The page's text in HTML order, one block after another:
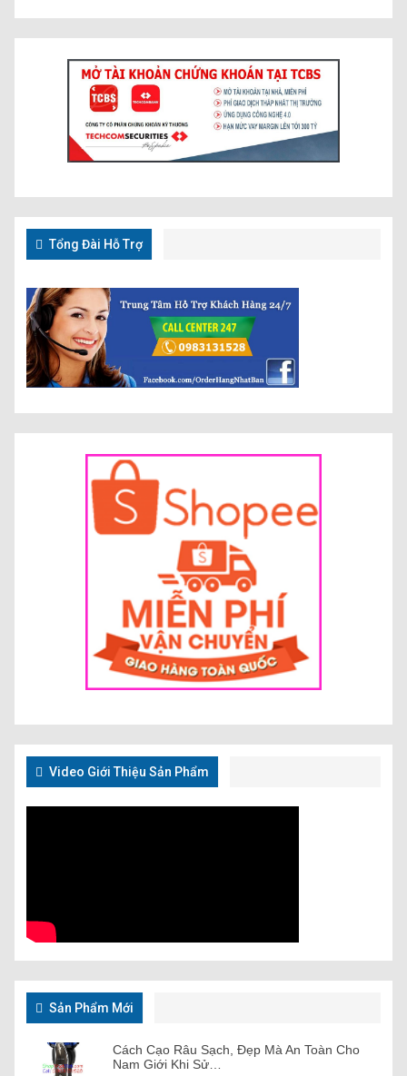
Tổng Đài Hỗ Trợ
Video Giới Thiệu Sản Phẩm
Sản Phẩm Mới
Cách Cạo Râu Sạch, Đẹp Mà An Toàn Cho
Nam Giới Khi Sử…